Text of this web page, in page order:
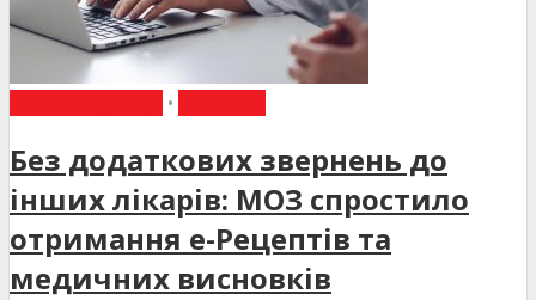
•
Без додаткових звернень до
інших лікарів: МОЗ спростило
отримання е-Рецептів та
медичних висновків